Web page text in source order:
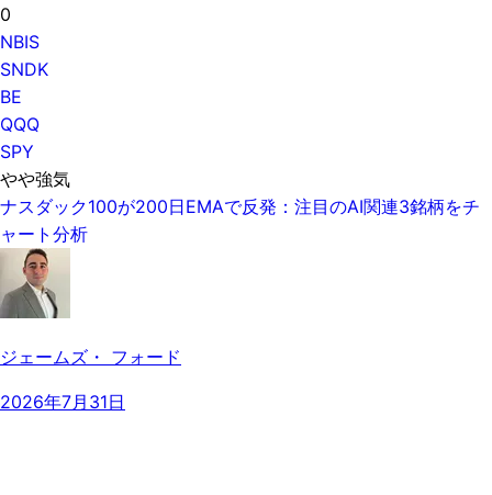
0
NBIS
SNDK
BE
QQQ
SPY
やや強気
ナスダック100が200日EMAで反発：注目のAI関連3銘柄をチ
ャート分析
ジェームズ・ フォード
2026年7月31日